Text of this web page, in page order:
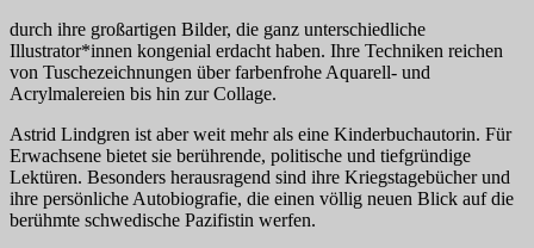
durch ihre großartigen Bilder, die ganz unterschiedliche
Illustrator*innen kongenial erdacht haben. Ihre Techniken reichen
von Tuschezeichnungen über farbenfrohe Aquarell- und
Acrylmalereien bis hin zur Collage.
Astrid Lindgren ist aber weit mehr als eine Kinderbuchautorin. Für
Erwachsene bietet sie berührende, politische und tiefgründige
Lektüren. Besonders herausragend sind ihre Kriegstagebücher und
ihre persönliche Autobiografie, die einen völlig neuen Blick auf die
berühmte schwedische Pazifistin werfen.